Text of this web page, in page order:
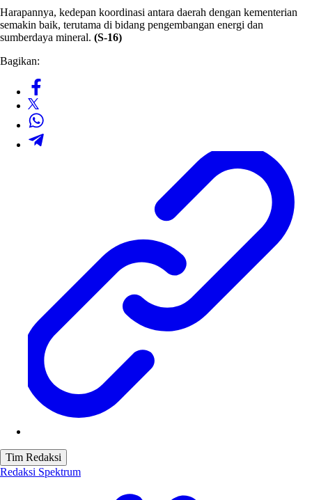
Harapannya, kedepan koordinasi antara daerah dengan kementerian
semakin baik, terutama di bidang pengembangan energi dan
sumberdaya mineral. (S-16)
Bagikan:
Tim Redaksi
Redaksi Spektrum